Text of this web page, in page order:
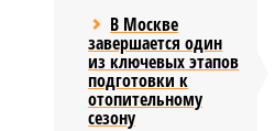
В Москве
завершается один
из ключевых этапов
подготовки к
отопительному
сезону